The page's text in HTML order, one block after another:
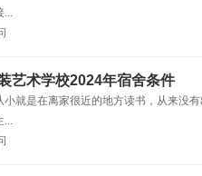
...
艺术学校2024年宿舍条件
小就是在离家很近的地方读书，从来没
...